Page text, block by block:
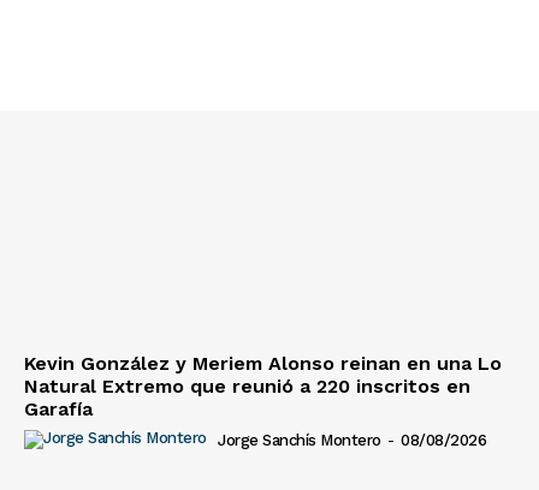
Kevin González y Meriem Alonso reinan en una Lo
Natural Extremo que reunió a 220 inscritos en
Garafía
Jorge Sanchís Montero - 08/08/2026